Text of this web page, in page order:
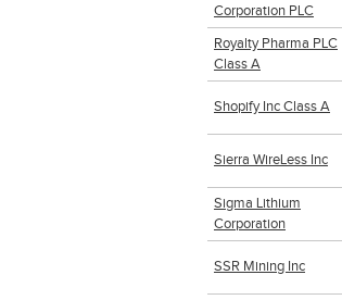
Corporation PLC
Royalty Pharma PLC
Class A
Shopify Inc Class A
Sierra WireLess Inc
Sigma Lithium
Corporation
SSR Mining Inc